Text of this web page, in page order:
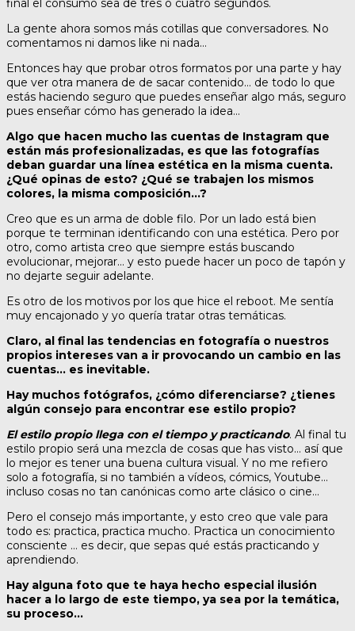
final el consumo sea de tres o cuatro segundos.
La gente ahora somos más cotillas que conversadores. No
comentamos ni damos like ni nada…
Entonces hay que probar otros formatos por una parte y hay
que ver otra manera de de sacar contenido… de todo lo que
estás haciendo seguro que puedes enseñar algo más, seguro
pues enseñar cómo has generado la idea…
Algo que hacen mucho las cuentas de Instagram que
están más profesionalizadas, es que las fotografías
deban guardar una línea estética en la misma cuenta.
¿Qué opinas de esto? ¿Qué se trabajen los mismos
colores, la misma composición…?
Creo que es un arma de doble filo. Por un lado está bien
porque te terminan identificando con una estética. Pero por
otro, como artista creo que siempre estás buscando
evolucionar, mejorar… y esto puede hacer un poco de tapón y
no dejarte seguir adelante.
Es otro de los motivos por los que hice el reboot. Me sentía
muy encajonado y yo quería tratar otras temáticas.
Claro, al final las tendencias en fotografía o nuestros
propios intereses van a ir provocando un cambio en las
cuentas… es inevitable.
Hay muchos fotógrafos, ¿cómo diferenciarse? ¿tienes
algún consejo para encontrar ese estilo propio?
El estilo propio llega con el tiempo y practicando. Al final tu
estilo propio será una mezcla de cosas que has visto… así que
lo mejor es tener una buena cultura visual. Y no me refiero
solo a fotografía, si no también a vídeos, cómics, Youtube…
incluso cosas no tan canónicas como arte clásico o cine…
Pero el consejo más importante, y esto creo que vale para
todo es: practica, practica mucho. Practica un conocimiento
consciente … es decir, que sepas qué estás practicando y
aprendiendo.
Hay alguna foto que te haya hecho especial ilusión
hacer a lo largo de este tiempo, ya sea por la temática,
su proceso…